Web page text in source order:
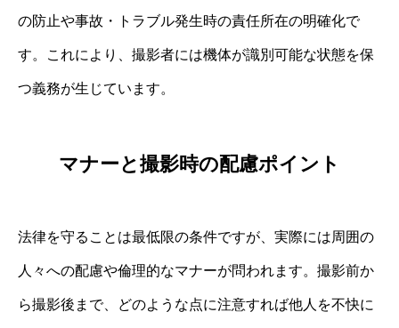
の防止や事故・トラブル発生時の責任所在の明確化で
す。これにより、撮影者には機体が識別可能な状態を保
つ義務が生じています。
マナーと撮影時の配慮ポイント
法律を守ることは最低限の条件ですが、実際には周囲の
人々への配慮や倫理的なマナーが問われます。撮影前か
ら撮影後まで、どのような点に注意すれば他人を不快に